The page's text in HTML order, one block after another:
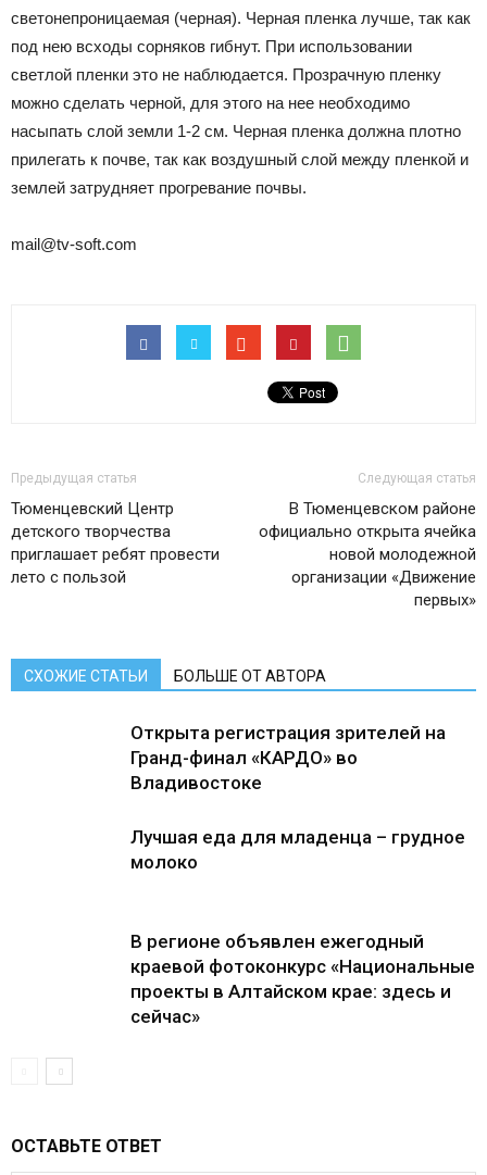
светонепроницаемая (черная). Черная пленка лучше, так как
под нею всходы сорняков гибнут. При использовании
светлой пленки это не наблюдается. Прозрачную пленку
можно сделать черной, для этого на нее необходимо
насыпать слой земли 1-2 см. Черная пленка должна плотно
прилегать к почве, так как воздушный слой между пленкой и
землей затрудняет прогревание почвы.
mail@tv-soft.com
Предыдущая статья
Тюменцевский Центр
детского творчества
приглашает ребят провести
лето с пользой
Следующая статья
В Тюменцевском районе
официально открыта ячейка
новой молодежной
организации «Движение
первых»
СХОЖИЕ СТАТЬИ БОЛЬШЕ ОТ АВТОРА
Открыта регистрация зрителей на
Гранд-финал «КАРДО» во
Владивостоке
Лучшая еда для младенца – грудное
молоко
В регионе объявлен ежегодный
краевой фотоконкурс «Национальные
проекты в Алтайском крае: здесь и
сейчас»
ОСТАВЬТЕ ОТВЕТ